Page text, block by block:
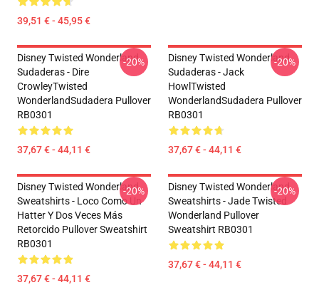
39,51 € - 45,95 €
Disney Twisted Wonderland
Sudaderas - Dire
CrowleyTwisted
WonderlandSudadera Pullover
RB0301
37,67 € - 44,11 €
-20%
Disney Twisted Wonderland
Sudaderas - Jack
HowlTwisted
WonderlandSudadera Pullover
RB0301
37,67 € - 44,11 €
-20%
Disney Twisted Wonderland
Sweatshirts - Loco Como Un
Hatter Y Dos Veces Más
Retorcido Pullover Sweatshirt
RB0301
37,67 € - 44,11 €
-20%
Disney Twisted Wonderland
Sweatshirts - Jade Twisted
Wonderland Pullover
Sweatshirt RB0301
37,67 € - 44,11 €
-20%